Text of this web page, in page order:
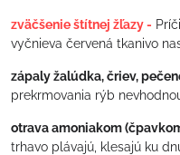
zväčšenie štítnej žľazy -
vyčnieva červená tkanivo
zápaly žalúdka, čriev,
prekrmovania rýb
otrava amoniakom
trhavo plávajú, klesajú ku